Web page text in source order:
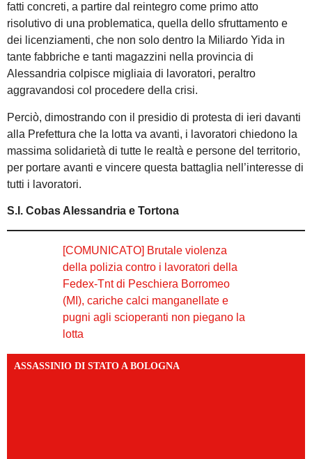
fatti concreti, a partire dal reintegro come primo atto
risolutivo di una problematica, quella dello sfruttamento e
dei licenziamenti, che non solo dentro la Miliardo Yida in
tante fabbriche e tanti magazzini nella provincia di
Alessandria colpisce migliaia di lavoratori, peraltro
aggravandosi col procedere della crisi.
Perciò, dimostrando con il presidio di protesta di ieri davanti
alla Prefettura che la lotta va avanti, i lavoratori chiedono la
massima solidarietà di tutte le realtà e persone del territorio,
per portare avanti e vincere questa battaglia nell’interesse di
tutti i lavoratori.
S.I. Cobas Alessandria e Tortona
[COMUNICATO] Brutale violenza
della polizia contro i lavoratori della
Fedex-Tnt di Peschiera Borromeo
(MI), cariche calci manganellate e
pugni agli scioperanti non piegano la
lotta
ASSASSINIO DI STATO A BOLOGNA